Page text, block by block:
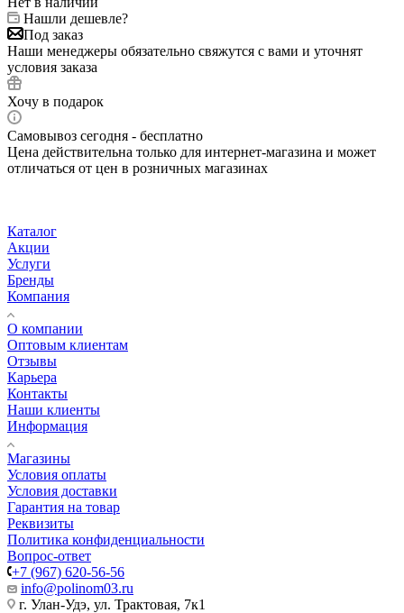
Нашли дешевле?
Под заказ
Наши менеджеры обязательно свяжутся с вами и уточнят
условия заказа
Хочу в подарок
Самовывоз сегодня - бесплатно
Цена действительна только для интернет-магазина и может
отличаться от цен в розничных магазинах
Каталог
Акции
Услуги
Бренды
Компания
О компании
Оптовым клиентам
Отзывы
Карьера
Контакты
Наши клиенты
Информация
Магазины
Условия оплаты
Условия доставки
Гарантия на товар
Реквизиты
Политика конфиденциальности
Вопрос-ответ
+7 (967) 620-56-56
info@polinom03.ru
г. Улан-Удэ, ул. Трактовая, 7к1